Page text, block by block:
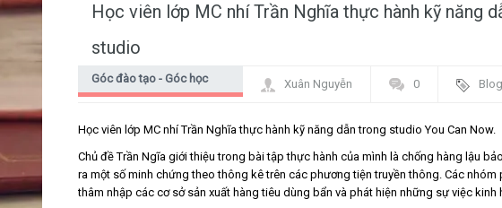
Học viên lớp MC nhí Trần Nghĩa thực hành kỹ năng
studio
Góc đào tạo - Góc học
Xuân Nguyễn 0 Blog
Học viên lớp MC nhí Trần Nghĩa thực hành kỹ năng dẫn trong studio You Can Now.
Chủ đề Trần Ngĩa giới thiệu trong bài tập thực hành của mình là chống hàng lậu
ra một số minh chứng theo thông kê trên các phương tiện truyền thông. Các
thâm nhập các cơ sở sản xuất hàng tiêu dùng bẩn và phát hiện những sự việc kinh